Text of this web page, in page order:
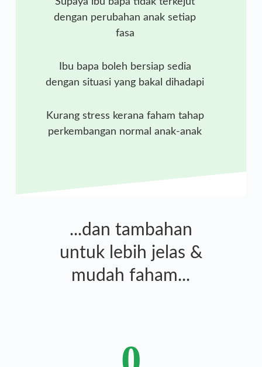
dengan perubahan anak setiap
fasa
Ibu bapa boleh bersiap sedia
dengan situasi yang bakal dihadapi
Kurang stress kerana faham tahap
perkembangan normal anak-anak
...dan tambahan
untuk lebih jelas &
mudah faham...